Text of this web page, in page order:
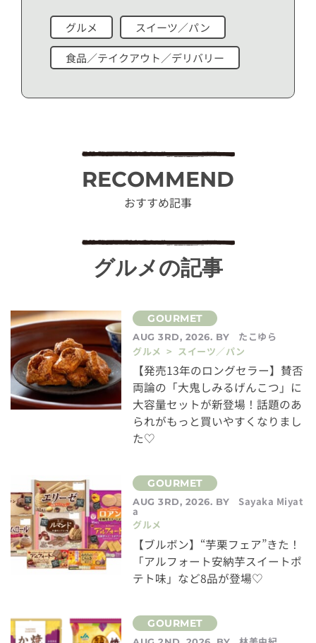
グルメ スイーツ／パン
食品／テイクアウト／デリバリー
RECOMMEND
おすすめ記事
グルメの記事
AUG 3RD, 2026. BY
たこゆら
グルメ > スイーツ／パン
【発売13年のロングセラー】賛否
両論の「大鬼しみるげんこつ」に
大容量セットが新登場！話題のあ
られがもっと買いやすくなりまし
た♡
AUG 3RD, 2026. BY Sayaka Miyat
a
グルメ
【ブルボン】“芋栗フェア”きた！
「アルフォート安納芋スイートポ
テト味」など8品が登場♡